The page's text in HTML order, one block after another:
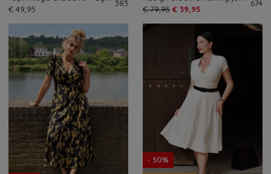
€ 49,95
383
€ 79,95 € 39,95
674
- 50%